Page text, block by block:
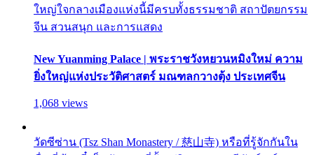
ใหญ่ใจกลางเมืองแห่งนี้มีครบทั้งธรรมชาติ สถาปัตยกรรม
จีน สวนสนุก และการแสดง
New Yuanming Palace | พระราชวังหยวนหมิงใหม่ ความ
ยิ่งใหญ่แห่งประวัติศาสตร์ มณฑลกวางตุ้ง ประเทศจีน
1,068 views
วัดซีซ่าน (Tsz Shan Monastery / 慈山寺) หรือที่รู้จักกันใน